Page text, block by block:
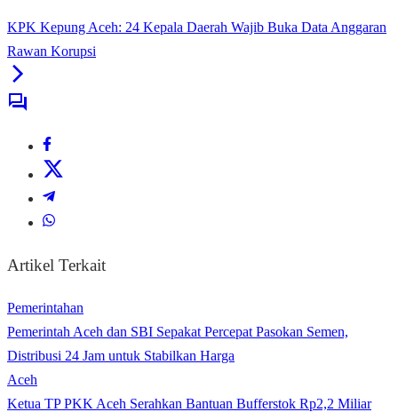
KPK Kepung Aceh: 24 Kepala Daerah Wajib Buka Data Anggaran
Rawan Korupsi
Artikel Terkait
Pemerintahan
Pemerintah Aceh dan SBI Sepakat Percepat Pasokan Semen,
Distribusi 24 Jam untuk Stabilkan Harga
Aceh
Ketua TP PKK Aceh Serahkan Bantuan Bufferstok Rp2,2 Miliar